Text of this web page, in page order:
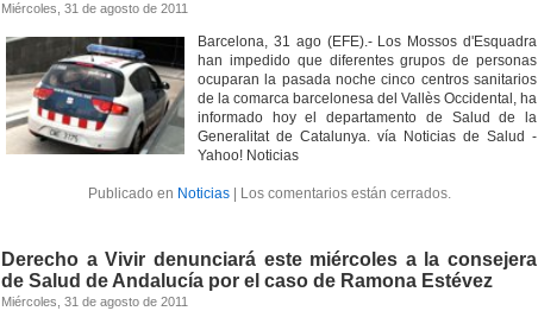
Miércoles, 31 de agosto de 2011
Barcelona, 31 ago (EFE).- Los Mossos d'Esquadra
han impedido que diferentes grupos de personas
ocuparan la pasada noche cinco centros sanitarios
de la comarca barcelonesa del Vallès Occidental, ha
informado hoy el departamento de Salud de la
Generalitat de Catalunya. vía Noticias de Salud -
Yahoo! Noticias
Publicado en Noticias| Los comentarios están cerrados.
Derecho a Vivir denunciará este miércoles a la consejera
de Salud de Andalucía por el caso de Ramona Estévez
Miércoles, 31 de agosto de 2011